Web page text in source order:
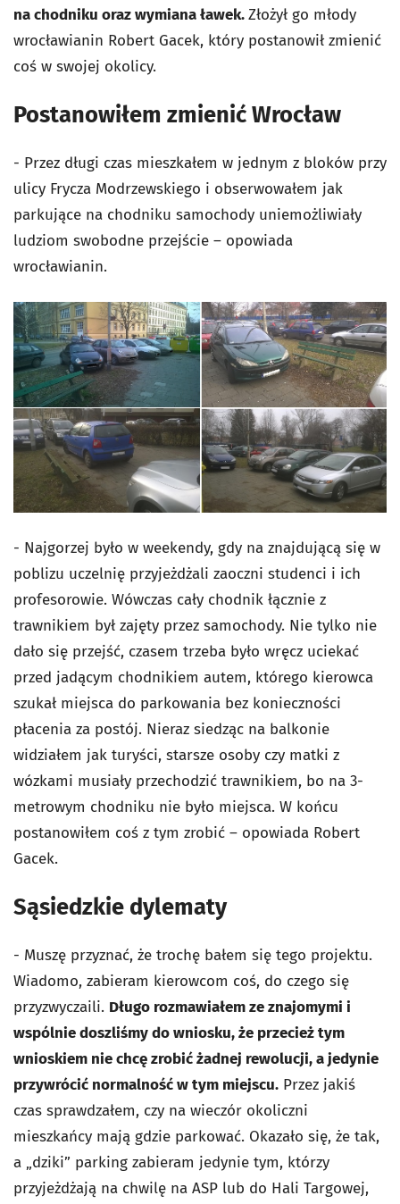
na chodniku oraz wymiana ławek.Złożył go młody
wrocławianin Robert Gacek, który postanowił zmienić
coś w swojej okolicy.
Postanowiłem zmienić Wrocław
- Przez długi czas mieszkałem w jednym z bloków przy
ulicy Frycza Modrzewskiego i obserwowałem jak
parkujące na chodniku samochody uniemożliwiały
ludziom swobodne przejście – opowiada
wrocławianin.
- Najgorzej było w weekendy, gdy na znajdującą się w
poblizu uczelnię przyjeżdżali zaoczni studenci i ich
profesorowie. Wówczas cały chodnik łącznie z
trawnikiem był zajęty przez samochody. Nie tylko nie
dało się przejść, czasem trzeba było wręcz uciekać
przed jadącym chodnikiem autem, którego kierowca
szukał miejsca do parkowania bez konieczności
płacenia za postój. Nieraz siedząc na balkonie
widziałem jak turyści, starsze osoby czy matki z
wózkami musiały przechodzić trawnikiem, bo na 3-
metrowym chodniku nie było miejsca. W końcu
postanowiłem coś z tym zrobić – opowiada Robert
Gacek.
Sąsiedzkie dylematy
- Muszę przyznać, że trochę bałem się tego projektu.
Wiadomo, zabieram kierowcom coś, do czego się
przyzwyczaili. Długo rozmawiałem ze znajomymi i
wspólnie doszliśmy do wniosku, że przecież tym
wnioskiem nie chcę zrobić żadnej rewolucji, a jedynie
przywrócić normalność w tym miejscu. Przez jakiś
czas sprawdzałem, czy na wieczór okoliczni
mieszkańcy mają gdzie parkować. Okazało się, że tak,
a „dziki” parking zabieram jedynie tym, którzy
przyjeżdżają na chwilę na ASP lub do Hali Targowej,